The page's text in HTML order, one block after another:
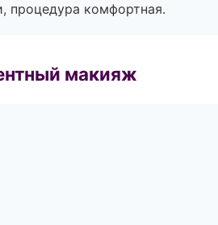
процедура комфортная.
макияж